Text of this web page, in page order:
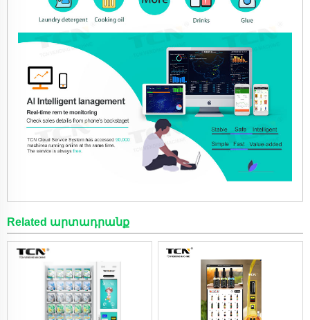
Related արտադրանք